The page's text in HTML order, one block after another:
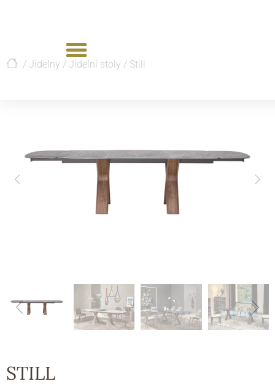
/ Jídelny / Jídelní stoly / Still
STILL